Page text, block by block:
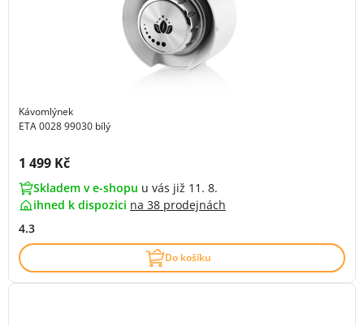
Kávomlýnek
ETA 0028 99030 bílý
Cena s DPH:
1 499 Kč
Skladem v e-shopu u vás již 11. 8.
ihned k dispozici na 38 prodejnách
4.3
Do košíku